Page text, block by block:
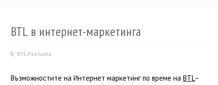
BTL в интернет-маркетингa
BTL Реклама
Възможностите на Интернет маркетинг по време наBTL–